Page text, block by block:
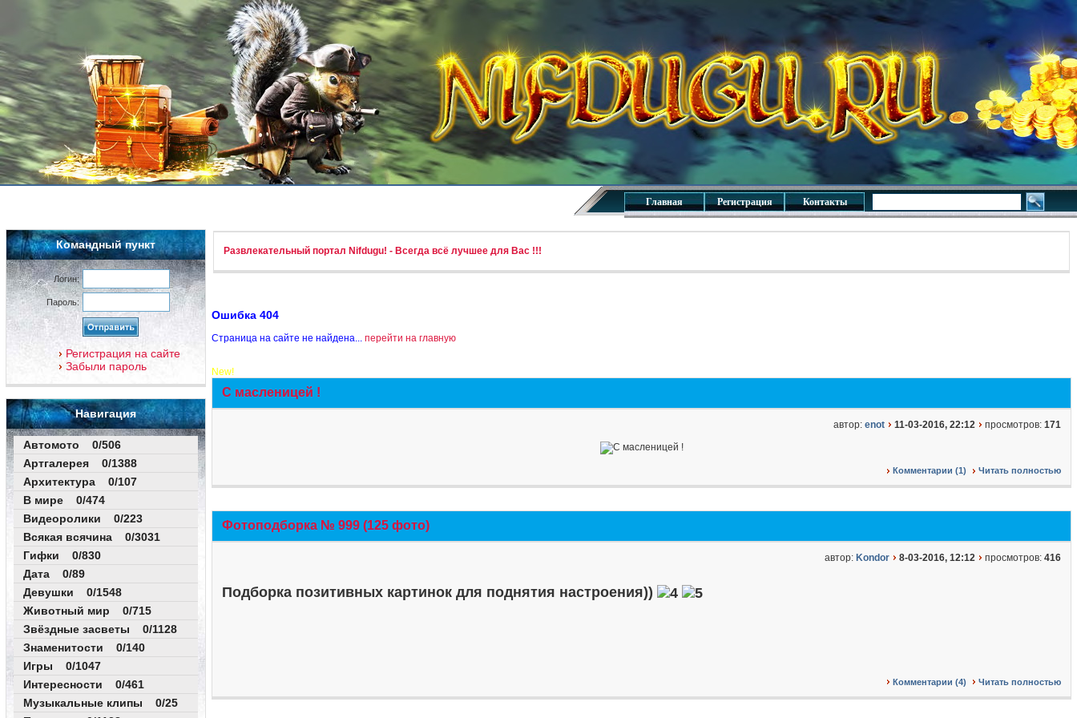
Главная Регистрация Контакты
Командный пункт
Логин:
Пароль:
Регистрация на сайте
Забыли пароль
Навигация
Автомото 0/506
Артгалерея 0/1388
Архитектура 0/107
В мире 0/474
Видеоролики 0/223
Всякая всячина 0/3031
Гифки 0/830
Дата 0/89
Девушки 0/1548
Животный мир 0/715
Звёздные засветы 0/1128
Знаменитости 0/140
Игры 0/1047
Интересности 0/461
Музыкальные клипы 0/25
Развлекательный портал Nifdugu! - Всегда всё лучшее для Вас !!!
Ошибка 404
Страница на сайте не найдена... перейти на главную
New!
С масленицей !
автор: enot 11-03-2016, 22:12 просмотров: 171
Комментарии (1) Читать полностью
Фотоподборка № 999 (125 фото)
автор: Kondor 8-03-2016, 12:12 просмотров: 416
Подборка позитивных картинок для поднятия настроения))
Комментарии (4) Читать полностью